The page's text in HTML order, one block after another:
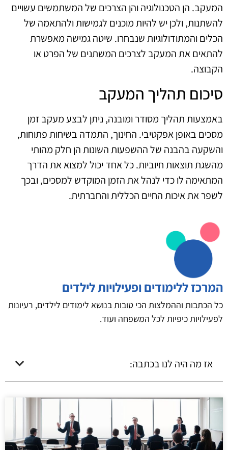
המעקב. הן הטכנולוגיה והן הצרכים של המשתמשים עשויים
להשתנות, ולכן יש להיות מוכנים לגמישות ולהתאמה של
הכלים והמתודולוגיות שנבחרו. שיטה גמישה מאפשרת
להתאים את המעקב לצרכים המשתנים של הפרט או
הקבוצה.
סיכום תהליך המעקב
באמצעות תהליך מסודר ומובנה, ניתן לבצע מעקב זמן
מסכים באופן אפקטיבי. החינוך, התמדה בשיחות פתוחות,
והשקעה בהבנה של ההשפעות השונות הן חלק מהותי
מהשגת תוצאות חיוביות. כל אחד יכול למצוא את הדרך
המתאימה לו כדי לנהל את הזמן המוקדש למסכים, ובכך
לשפר את איכות החיים הכללית והחברתית.
המרכז ללימודים ופעילויות לילדים
כל הכתבות וההמלצות הכי טובות בנושא לימודים לילדים, רעיונות
לפעילויות כיפיות לכל המשפחה ועוד.
אז מה היה לנו בכתבה: